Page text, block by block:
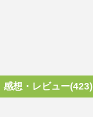
感想・レビュー(423)